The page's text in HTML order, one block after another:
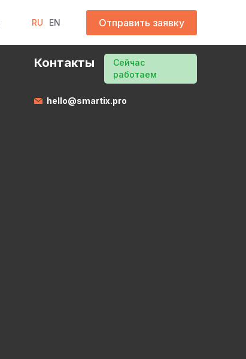
RU EN Отправить заявку
Контакты
Сейчас
работаем
hello@smartix.pro